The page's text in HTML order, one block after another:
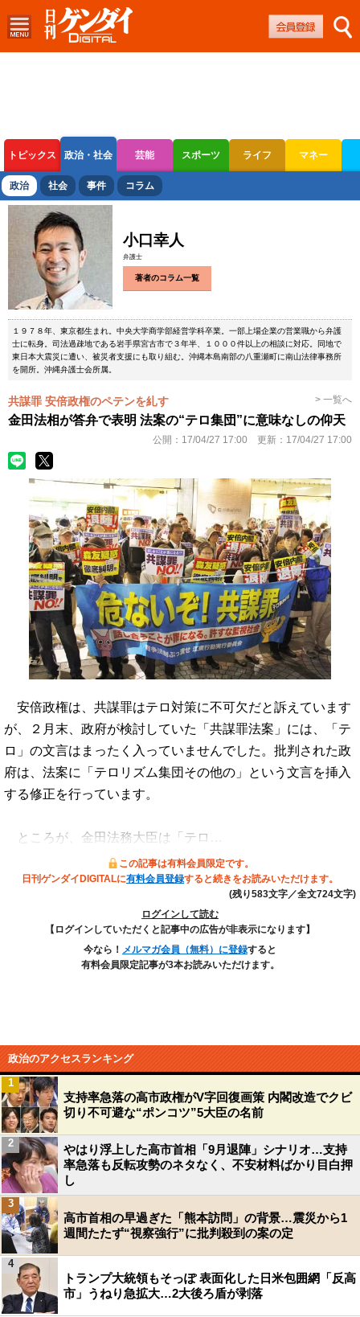
トピックス 政治・社会 芸能 スポーツ ライフ マネー
ボートレース 競輪 オートレース
政治 社会 事件 コラム
小口幸人
弁護士
著者のコラム一覧
１９７８年、東京都生まれ。中央大学商学部経営学科卒業。一部上場企業の営業職から弁護
士に転身。司法過疎地である岩手県宮古市で３年半、１０００件以上の相談に対応。同地で
東日本大震災に遭い、被災者支援にも取り組む。沖縄本島南部の八重瀬町に南山法律事務所
を開所。沖縄弁護士会所属。
共謀罪 安倍政権のペテンを糺す > 一覧へ
金田法相が答弁で表明 法案の“テロ集団”に意味なしの仰天
公開： 17/04/27 17:00 更新： 17/04/27 17:00
安倍政権は、共謀罪はテロ対策に不可欠だと訴えています
が、２月末、政府が検討していた「共謀罪法案」には、「テ
ロ」の文言はまったく入っていませんでした。批判された政
府は、法案に「テロリズム集団その他の」という文言を挿入
する修正を行っています。
ところが、金田法務大臣は「テロ…
この記事は有料会員限定です。
日刊ゲンダイDIGITALに有料会員登録すると続きをお読みいただけます。
(残り583文字／全文724文字)
ログインして読む
【ログインしていただくと記事中の広告が非表示になります】
今なら！ メルマガ会員（無料）に登録すると
有料会員限定記事が3本お読みいただけます。
政治のアクセスランキング
支持率急落の高市政権がV字回復画策 内閣改造でクビ
切り不可避な“ポンコツ”5大臣の名前
1
やはり浮上した高市首相「9月退陣」シナリオ…支持
率急落も反転攻勢のネタなく、不安材料ばかり目白押
し
2
高市首相の早過ぎた「熊本訪問」の背景…震災から1
週間たたず“視察強行”に批判殺到の案の定
3
トランプ大統領もそっぽ 表面化した日米包囲網「反高
市」うねり急拡大…2大後ろ盾が剥落
4